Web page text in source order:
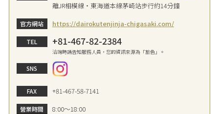
離JR相模線・東海道本線茅崎站步行約14分鐘
官方網站 https://dairokutenjinja-chigasaki.com/
TEL +81-467-82-2384
洽詢時請告知服務人員，您的資訊來源為「旅色」。
SNS
FAX +81-467-58-7141
營業時間 8:00～18:00